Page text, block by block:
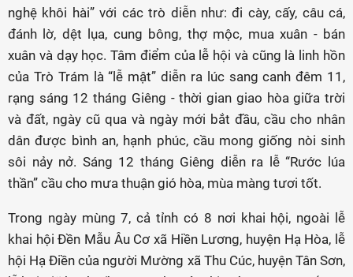
nghệ khôi hài” với các trò diễn như: đi cày, cấy, câu cá,
đánh lờ, dệt lụa, cung bông, thợ mộc, mua xuân - bán
xuân và dạy học. Tâm điểm của lễ hội và cũng là linh hồn
của Trò Trám là “lễ mật” diễn ra lúc sang canh đêm 11,
rạng sáng 12 tháng Giêng - thời gian giao hòa giữa trời
và đất, ngày cũ qua và ngày mới bắt đầu, cầu cho nhân
dân được bình an, hạnh phúc, cầu mong giống nòi sinh
sôi nảy nở. Sáng 12 tháng Giêng diễn ra lễ “Rước lúa
thần” cầu cho mưa thuận gió hòa, mùa màng tươi tốt.
Trong ngày mùng 7, cả tỉnh có 8 nơi khai hội, ngoài lễ
khai hội Đền Mẫu Âu Cơ xã Hiền Lương, huyện Hạ Hòa, lễ
hội Hạ Điền của người Mường xã Thu Cúc, huyện Tân Sơn,